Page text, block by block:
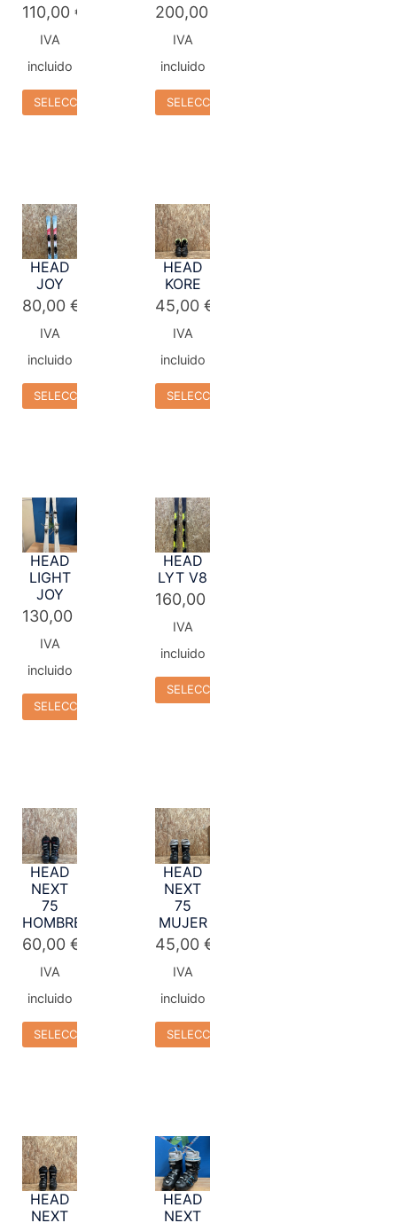
110,00 €
IVA
incluido
SELECCIONAR OPCIONES
200,00
IVA
incluido
SELECCIONAR OPCIONES
HEAD
JOY
80,00 €
IVA
incluido
SELECCIONAR OPCIONES
HEAD
KORE
45,00 €
IVA
incluido
SELECCIONAR OPCIONES
HEAD
LIGHT
JOY
130,00
IVA
incluido
SELECCIONAR OPCIONES
HEAD
LYT V8
160,00
IVA
incluido
SELECCIONAR OPCIONES
HEAD
NEXT
75
HOMBRE
60,00 €
IVA
incluido
SELECCIONAR OPCIONES
HEAD
NEXT
75
MUJER
45,00 €
IVA
incluido
SELECCIONAR OPCIONES
HEAD
NEXT
HEAD
NEXT